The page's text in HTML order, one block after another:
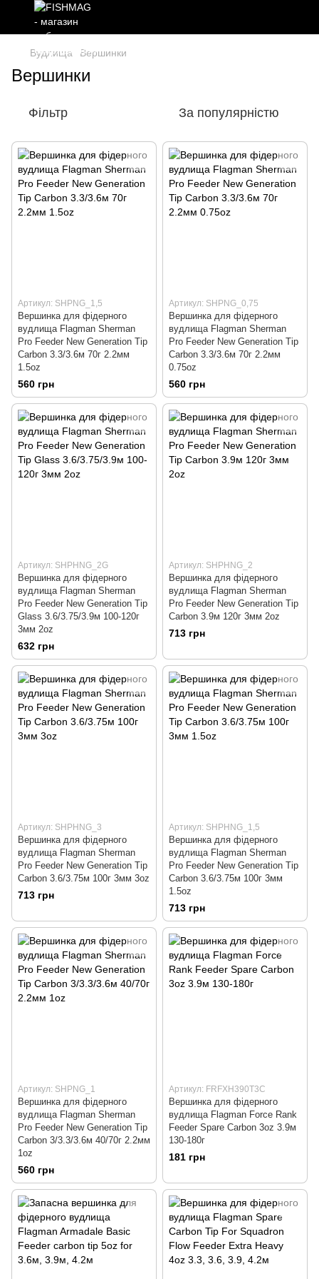
Вудлища Вершинки
Вершинки
Фільтр За популярністю
Артикул: SHPNG_1,5
Вершинка для фідерного
вудлища Flagman Sherman
Pro Feeder New Generation Tip
Carbon 3.3/3.6м 70г 2.2мм
1.5oz
560 грн
Артикул: SHPNG_0,75
Вершинка для фідерного
вудлища Flagman Sherman
Pro Feeder New Generation Tip
Carbon 3.3/3.6м 70г 2.2мм
0.75oz
560 грн
Артикул: SHPHNG_2G
Вершинка для фідерного
вудлища Flagman Sherman
Pro Feeder New Generation Tip
Glass 3.6/3.75/3.9м 100-120г
3мм 2oz
632 грн
Артикул: SHPHNG_2
Вершинка для фідерного
вудлища Flagman Sherman
Pro Feeder New Generation Tip
Carbon 3.9м 120г 3мм 2oz
713 грн
Артикул: SHPHNG_3
Вершинка для фідерного
вудлища Flagman Sherman
Pro Feeder New Generation Tip
Carbon 3.6/3.75м 100г 3мм 3oz
713 грн
Артикул: SHPHNG_1,5
Вершинка для фідерного
вудлища Flagman Sherman
Pro Feeder New Generation Tip
Carbon 3.6/3.75м 100г 3мм
1.5oz
713 грн
Артикул: SHPNG_1
Вершинка для фідерного
вудлища Flagman Sherman
Pro Feeder New Generation Tip
Carbon 3/3.3/3.6м 40/70г 2.2мм
1oz
560 грн
Артикул: FRFXH390T3C
Вершинка для фідерного
вудлища Flagman Force Rank
Feeder Spare Carbon 3oz 3.9м
130-180г
181 грн